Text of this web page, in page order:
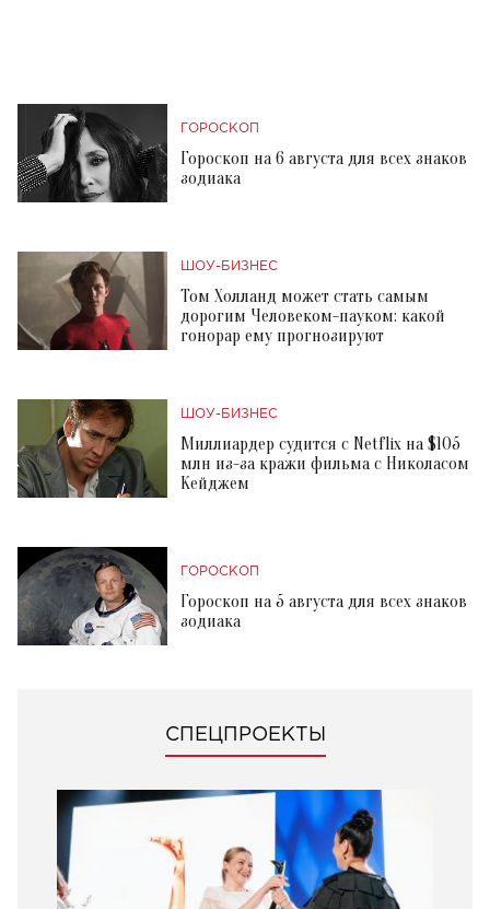
ГОРОСКОП
Гороскоп на 6 августа для всех знаков
зодиака
ШОУ-БИЗНЕС
Том Холланд может стать самым
дорогим Человеком-пауком: какой
гонорар ему прогнозируют
ШОУ-БИЗНЕС
Миллиардер судится с Netflix на $105
млн из-за кражи фильма с Николасом
Кейджем
ГОРОСКОП
Гороскоп на 5 августа для всех знаков
зодиака
СПЕЦПРОЕКТЫ